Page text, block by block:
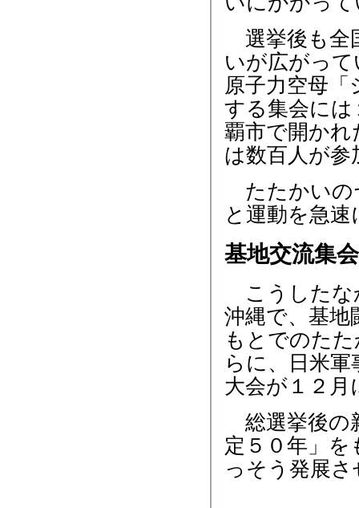
選挙後も全
いが広がっ
原子力空母
する集会には
覇市で開かれ
は数百人が
たたかいの
と運動を急
基地交流集
こうしたな
沖縄で、基地
もとでのた
らに、日米
大会が１２月
総選挙後の
定５０年」
っそう発展